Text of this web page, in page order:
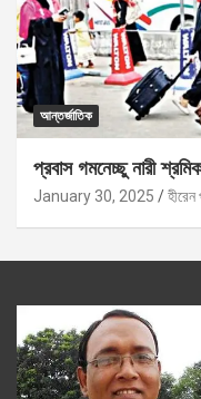
আন্তর্জাতিক
প্রবাস গমনেচ্ছু নারী
January 30, 2025